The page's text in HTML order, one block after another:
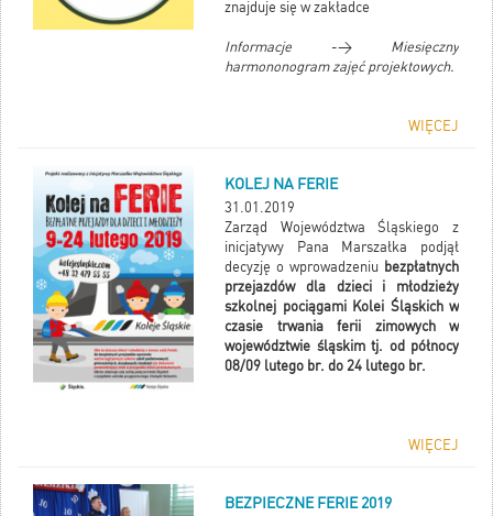
znajduje się w zakładce
Informacje -> Miesięczny
harmononogram zajęć projektowych.
WIĘCEJ
KOLEJ NA FERIE
31.01.2019
Zarząd Województwa Śląskiego z
inicjatywy Pana Marszałka podjął
decyzję o wprowadzeniu bezpłatnych
przejazdów dla dzieci i młodzieży
szkolnej pociągami Kolei Śląskich w
czasie trwania ferii zimowych w
województwie śląskim tj. od północy
08/09 lutego br. do 24 lutego br.
WIĘCEJ
BEZPIECZNE FERIE 2019